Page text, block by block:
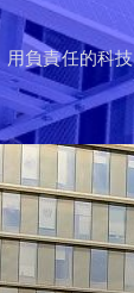
負責任的科技